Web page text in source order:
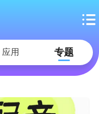
应用 专题